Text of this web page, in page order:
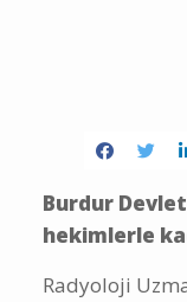
Burdur
hekimlerle
Radyoloji